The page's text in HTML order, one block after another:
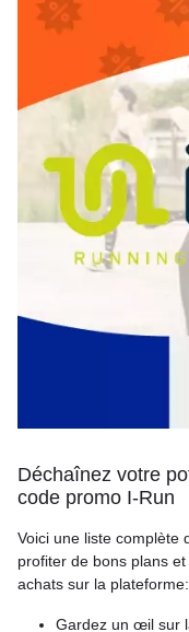
Déchaînez votre
code promo I-Run
Voici une liste complète
profiter de bons plans
achats sur la plateforme:
Gardez un œil sur